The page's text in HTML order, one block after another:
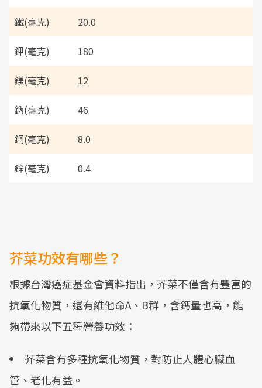
鐵(毫克) 20.0
鉀(毫克) 180
鎂(毫克) 12
鈉(毫克) 46
銅(毫克) 8.0
鋅(毫克) 0.4
芥菜功效有哪些？
根據台灣癌症基金會資料指出，芥菜不僅含有豐富的
抗氧化物質，還有維他命A、B群，含鈣量也高，能
夠帶來以下五種營養功效：
芥菜含有多種抗氧化物質，對防止人體心臟血
管、老化有益。